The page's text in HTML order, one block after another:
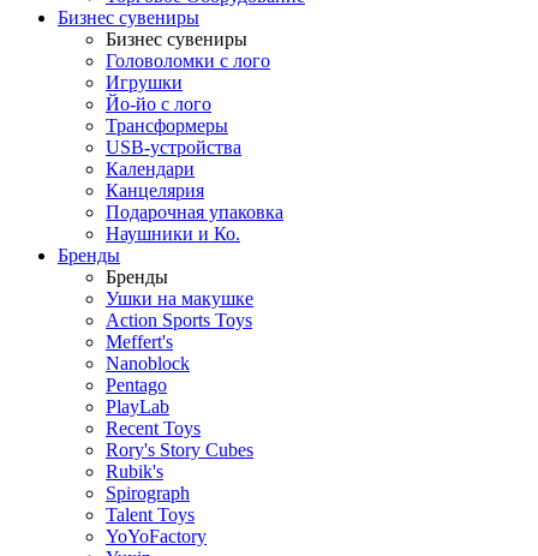
Бизнес сувениры
Бизнес сувениры
Головоломки с лого
Игрушки
Йо-йо с лого
Трансформеры
USB-устройства
Календари
Канцелярия
Подарочная упаковка
Наушники и Ко.
Бренды
Бренды
Ушки на макушке
Action Sports Toys
Meffert's
Nanoblock
Pentago
PlayLab
Recent Toys
Rory's Story Cubes
Rubik's
Spirograph
Talent Toys
YoYoFactory